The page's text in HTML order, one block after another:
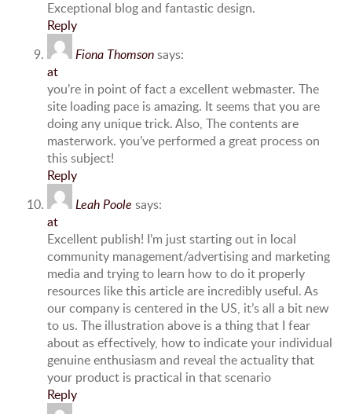
Exceptional blog and fantastic design.
Reply
Fiona Thomsonsays:
at
you’re in point of fact a excellent webmaster. The
site loading pace is amazing. It seems that you are
doing any unique trick. Also, The contents are
masterwork. you’ve performed a great process on
this subject!
Reply
Leah Poole says:
at
Excellent publish! I’m just starting out in local
community management/advertising and marketing
media and trying to learn how to do it properly
resources like this article are incredibly useful. As
our company is centered in the US, it’s all a bit new
to us. The illustration above is a thing that I fear
about as effectively, how to indicate your individual
genuine enthusiasm and reveal the actuality that
your product is practical in that scenario
Reply